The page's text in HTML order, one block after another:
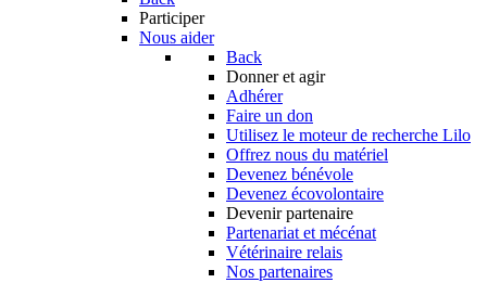
Participer
Nous aider
Back
Donner et agir
Adhérer
Faire un don
Utilisez le moteur de recherche Lilo
Offrez nous du matériel
Devenez bénévole
Devenez écovolontaire
Devenir partenaire
Partenariat et mécénat
Vétérinaire relais
Nos partenaires